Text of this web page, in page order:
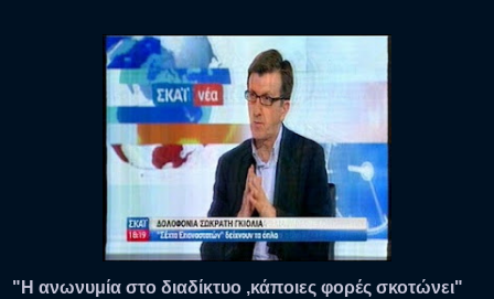
"Η ανωνυμία στο διαδίκτυο ,κάποιες φορές σκοτώνει"